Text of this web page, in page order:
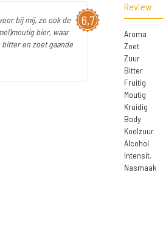
6,7
bij mij, zo ook de
bier, waar
en zoet gaande
Review
Aroma
Zoet
Zuur
Bitter
Fruitig
Moutig
Kruidig
Body
Koolzuur
Alcohol
Intensit.
Nasmaak